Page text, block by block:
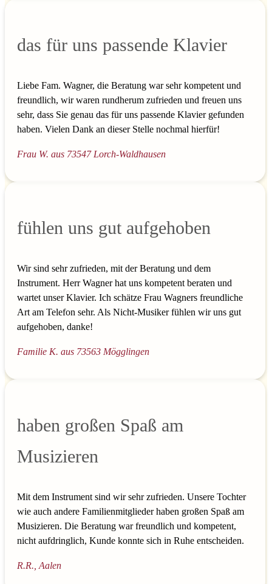
das für uns passende Klavier
Liebe Fam. Wagner, die Beratung war sehr kompetent und
freundlich, wir waren rundherum zufrieden und freuen uns
sehr, dass Sie genau das für uns passende Klavier gefunden
haben. Vielen Dank an dieser Stelle nochmal hierfür!
Frau W. aus 73547 Lorch-Waldhausen
fühlen uns gut aufgehoben
Wir sind sehr zufrieden, mit der Beratung und dem
Instrument. Herr Wagner hat uns kompetent beraten und
wartet unser Klavier. Ich schätze Frau Wagners freundliche
Art am Telefon sehr. Als Nicht-Musiker fühlen wir uns gut
aufgehoben, danke!
Familie K. aus 73563 Mögglingen
haben großen Spaß am
Musizieren
Mit dem Instrument sind wir sehr zufrieden. Unsere Tochter
wie auch andere Familienmitglieder haben großen Spaß am
Musizieren. Die Beratung war freundlich und kompetent,
nicht aufdringlich, Kunde konnte sich in Ruhe entscheiden.
R.R., Aalen